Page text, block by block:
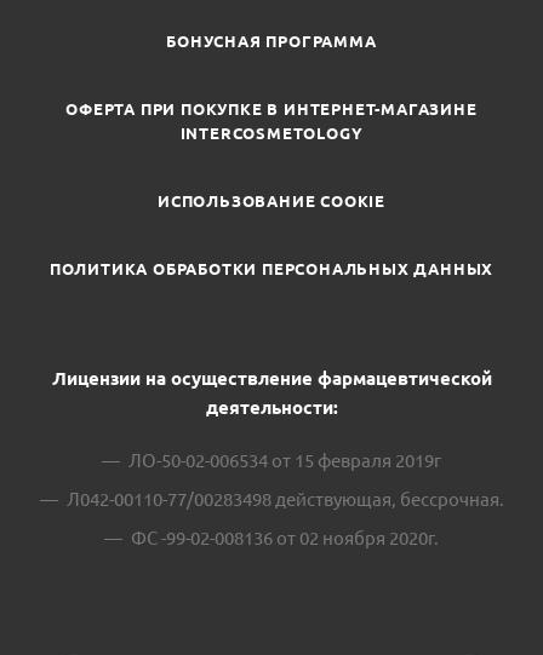
БОНУСНАЯ ПРОГРАММА
ОФЕРТА ПРИ ПОКУПКЕ В ИНТЕРНЕТ-МАГАЗИНЕ
INTERCOSMETOLOGY
ИСПОЛЬЗОВАНИЕ COOKIE
ПОЛИТИКА ОБРАБОТКИ ПЕРСОНАЛЬНЫХ ДАННЫХ
Лицензии на осуществление фармацевтической
деятельности:
ЛО-50-02-006534 от 15 февраля 2019г
Л042-00110-77/00283498 действующая, бессрочная.
ФС -99-02-008136 от 02 ноября 2020г.